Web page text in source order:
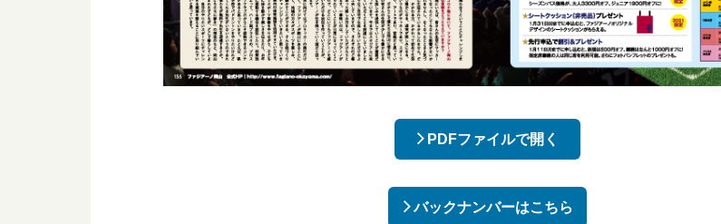
PDFファイルで開く
バックナンバーはこちら